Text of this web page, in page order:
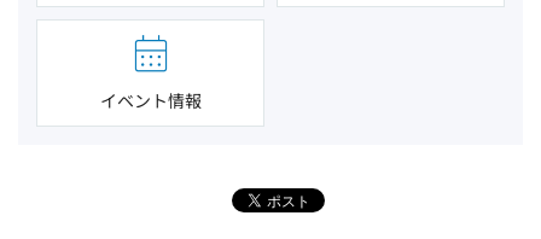
イベント情報